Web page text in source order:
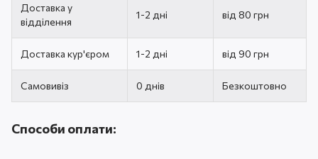
Доставка у
відділення
1-2 дні від 80 грн
Доставка кур'єром 1-2 дні від 90 грн
Самовивіз 0 днів Безкоштовно
Способи оплати: